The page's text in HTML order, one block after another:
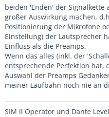
beiden 'Enden' der Signalkette
großer Auswirkung machen,
Positionierung der Mikrofone
Einstellung) der Lautsprecher
Einfluss als die Preamps.
Wenn das alles (inkl. der
entsprechende Perfektion hat,
Auswahl der Preamps
meiner Laufbahn noch nie an
SIM II Operator und Dante